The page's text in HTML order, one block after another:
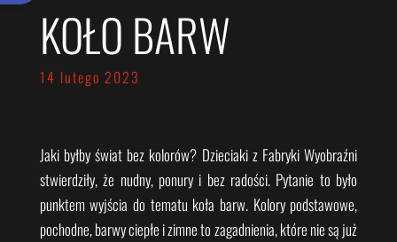
KOŁO BARW
14 lutego 2023
Jaki byłby świat bez kolorów? Dzieciaki z Fabryki Wyobraźni
stwierdziły, że nudny, ponury i bez radości. Pytanie to było
punktem wyjścia do tematu koła barw. Kolory podstawowe,
pochodne, barwy ciepłe i zimne to zagadnienia, które nie są już